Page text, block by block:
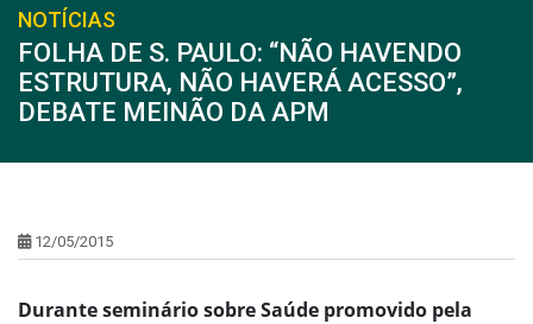
NOTÍCIAS
FOLHA DE S. PAULO: “NÃO HAVENDO
ESTRUTURA, NÃO HAVERÁ ACESSO”,
DEBATE MEINÃO DA APM
12/05/2015
Durante seminário sobre Saúde promovido pela